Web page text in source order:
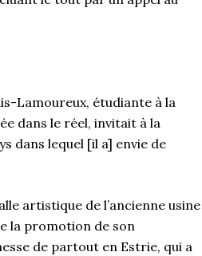
Lamoureux, étudiante à la
dans le réel, invitait à la
dans lequel [il a] envie de
artistique de l’ancienne usine
la promotion de son
de partout en Estrie, qui a